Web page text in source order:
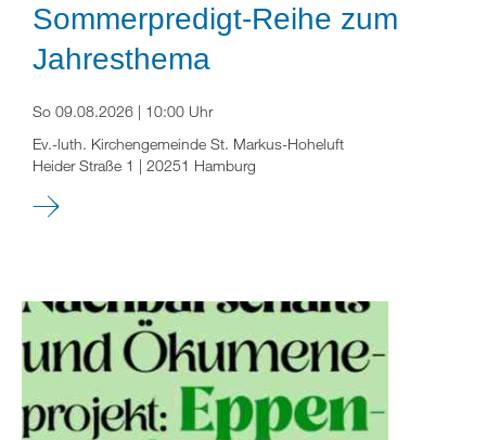
Sommerpredigt-Reihe zum
Jahresthema
So 09.08.2026 | 10:00 Uhr
Ev.-luth. Kirchengemeinde St. Markus-Hoheluft
Heider Straße 1 | 20251 Hamburg